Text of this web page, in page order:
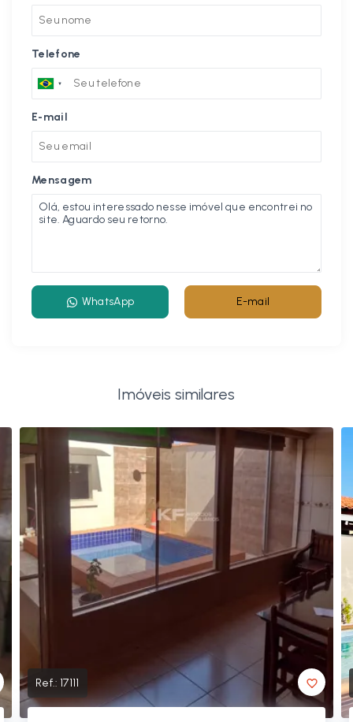
Telefone
E-mail
Mensagem
WhatsApp E-mail
Imóveis similares
Ref.: 17111